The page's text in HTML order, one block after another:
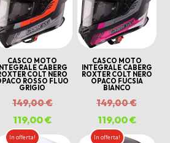
più
recente
CASCO MOTO
CABERG
COLT NERO
ROSSO FLUO
GRIGIO
149,00€Il
originale
119,00€Il
prezzo
CASCO MOTO
INTEGRALE CABERG
ROXTER COLT NERO
OPACO FUCSIA
BIANCO
149,00€Il
119,00€Il
prezzo
In offerta! In offerta!